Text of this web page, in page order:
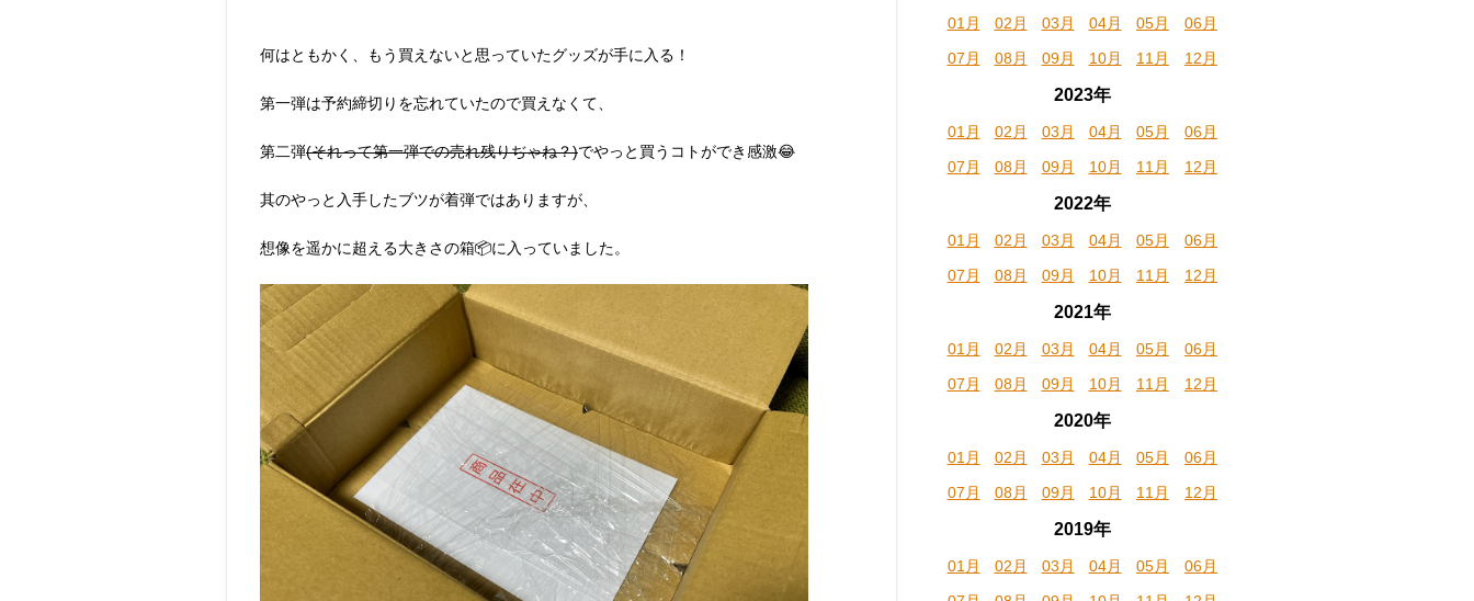
何はともかく、もう買えないと思っていたグッズが手に入る！
第一弾は予約締切りを忘れていたので買えなくて、
第二弾(それって第一弾での売れ残りぢゃね？)でやっと買うコトができ感激😂
其のやっと入手したブツが着弾ではありますが、
想像を遥かに超える大きさの箱📦に入っていました。
01月 02月 03月 04月 05月
06月
07月
08月 09月 10月 11月 12月
2023年
01月 02月 03月 04月 05月
06月
07月
08月 09月 10月 11月 12月
2022年
01月 02月 03月 04月 05月
06月
07月
08月 09月 10月 11月 12月
2021年
01月 02月 03月 04月 05月
06月
07月
08月 09月 10月 11月 12月
2020年
01月 02月 03月 04月 05月
06月
07月
08月 09月 10月 11月 12月
2019年
01月 02月 03月 04月 05月
06月